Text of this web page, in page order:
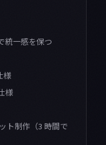
統一感を保つ
様
様
ト制作（3 時間で